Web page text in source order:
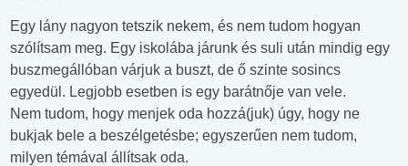
Egy lány nagyon tetszik nekem, és nem tudom hogyan
szólítsam meg. Egy iskolába járunk és suli után mindig egy
buszmegállóban várjuk a buszt, de ő szinte sosincs
egyedül. Legjobb esetben is egy barátnője van vele.
Nem tudom, hogy menjek oda hozzá(juk) úgy, hogy ne
bukjak bele a beszélgetésbe; egyszerűen nem tudom,
milyen témával állítsak oda.